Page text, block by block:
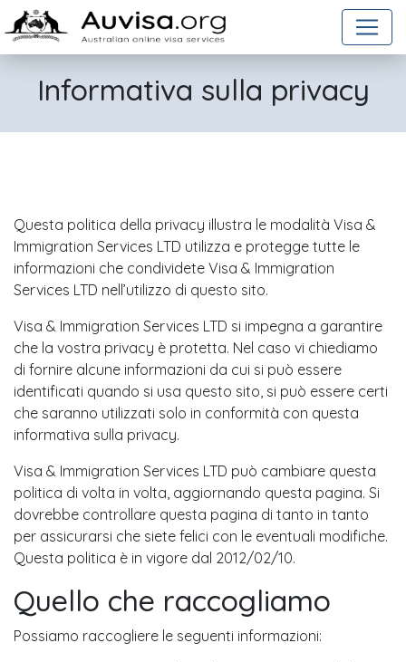
Salta al contenuto
Informativa sulla privacy
Questa politica della privacy illustra le modalità Visa &
Immigration Services LTD utilizza e protegge tutte le
informazioni che condividete Visa & Immigration
Services LTD nell’utilizzo di questo sito.
Visa & Immigration Services LTD si impegna a garantire
che la vostra privacy è protetta. Nel caso vi chiediamo
di fornire alcune informazioni da cui si può essere
identificati quando si usa questo sito, si può essere certi
che saranno utilizzati solo in conformità con questa
informativa sulla privacy.
Visa & Immigration Services LTD può cambiare questa
politica di volta in volta, aggiornando questa pagina. Si
dovrebbe controllare questa pagina di tanto in tanto
per assicurarsi che siete felici con le eventuali modifiche.
Questa politica è in vigore dal 2012/02/10.
Quello che raccogliamo
Possiamo raccogliere le seguenti informazioni: